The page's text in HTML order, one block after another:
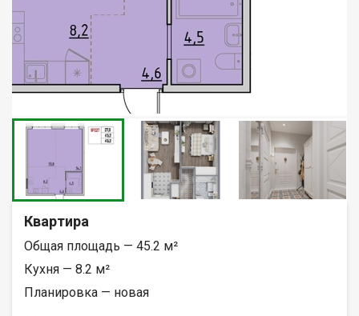
Квартира
Общая площадь — 45.2 м²
Кухня — 8.2 м²
Планировка — новая